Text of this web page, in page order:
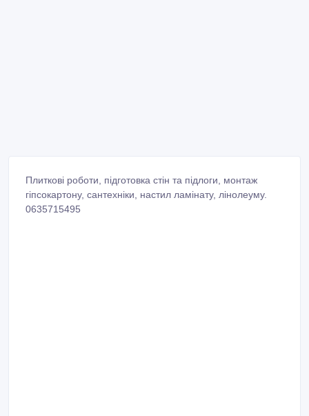
Плиткові роботи, підготовка стін та підлоги, монтаж
гіпсокартону, сантехніки, настил ламінату, лінолеуму.
0635715495